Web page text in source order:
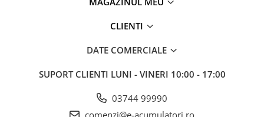
CLIENTI
DATE COMERCIALE
SUPORT CLIENTI LUNI - VINERI 10:00 - 17:00
03744 99990